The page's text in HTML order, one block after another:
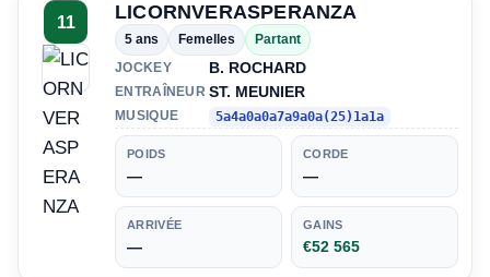
11 LICORNVERASPERANZA
5 ans Femelles
Partant
JOCKEY
B. ROCHARD
ENTRAÎNEUR ST. MEUNIER
MUSIQUE 5a4a0a0a7a9a0a(25)1a1a
POIDS
—
CORDE
—
ARRIVÉE
—
GAINS
€52 565